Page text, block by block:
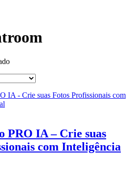
PRO IA – Crie suas
com Inteligência